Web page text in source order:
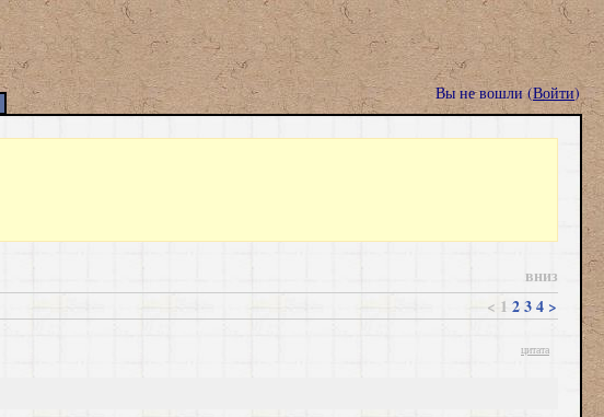
Вы не вошли (Войти)
вниз
< 1 234 >
цитата